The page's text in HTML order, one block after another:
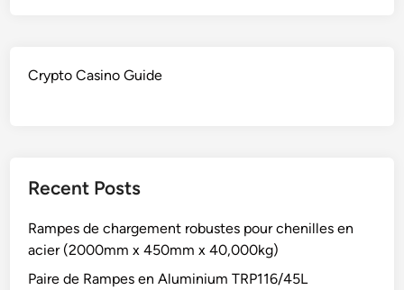
Crypto Casino Guide
Recent Posts
Rampes de chargement robustes pour chenilles en
acier (2000mm x 450mm x 40,000kg)
Paire de Rampes en Aluminium TRP116/45L